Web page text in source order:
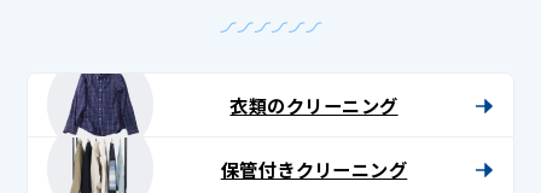
衣類のクリーニング
保管付きクリーニング